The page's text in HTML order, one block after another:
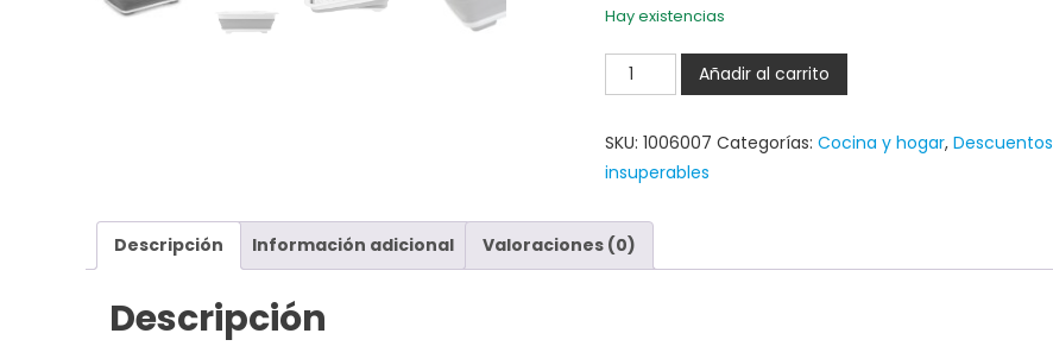
Hay existencias
Añadir al carrito
SKU: 1006007 Categorías: Cocina y hogar, Descuentos
insuperables
Descripción Información adicional Valoraciones (0)
Descripción